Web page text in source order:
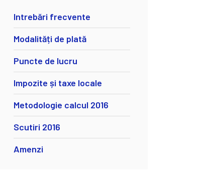
Intrebări frecvente
Modalități de plată
Puncte de lucru
Impozite și taxe locale
Metodologie calcul 2016
Scutiri 2016
Amenzi